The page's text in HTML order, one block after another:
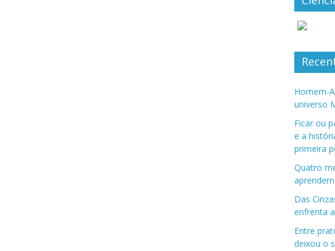
Homem-
universo
Ficar ou
e a
primeira
Quatro
Das
enfrenta
Entre
deixou o